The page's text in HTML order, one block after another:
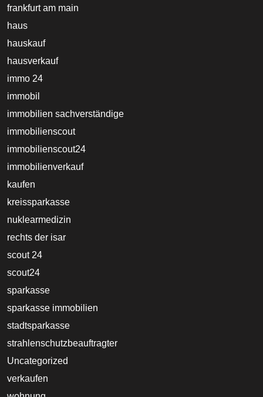
frankfurt am main
haus
hauskauf
hausverkauf
immo 24
immobil
immobilien sachverständige
immobilienscout
immobilienscout24
immobilienverkauf
kaufen
kreissparkasse
nuklearmedizin
rechts der isar
scout 24
scout24
sparkasse
sparkasse immobilien
stadtsparkasse
strahlenschutzbeauftragter
Uncategorized
verkaufen